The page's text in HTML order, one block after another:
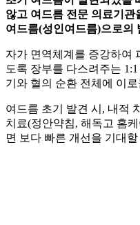
않고 여드름 전문 의료기관
여드름(성인여드름)으로의
자가 면역체계를 증강하여
도록 장부를 다스려주는
기와 혈의 순환 전체에 이
여드름 초기 발견 시, 내적
치료(정안약침, 해독고 홈
면 보다 빠른 개선을 기대